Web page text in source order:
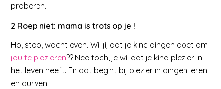
proberen.
2 Roep niet: mama is trots op je !
Ho, stop, wacht even. Wil jij dat je kind dingen doet om
jou te plezieren?? Nee toch, je wil dat je kind plezier in
het leven heeft. En dat begint bij plezier in dingen leren
en durven.